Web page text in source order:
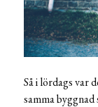
Så i lördags var
samma byggnad